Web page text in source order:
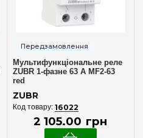
Мультифункціональне реле
ZUBR 1-фазне 63 А MF2-63
red
ZUBR
16022
2 105.00 грн